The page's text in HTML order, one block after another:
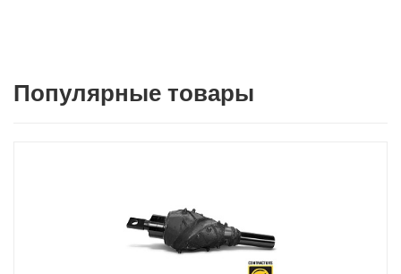
Популярные товары